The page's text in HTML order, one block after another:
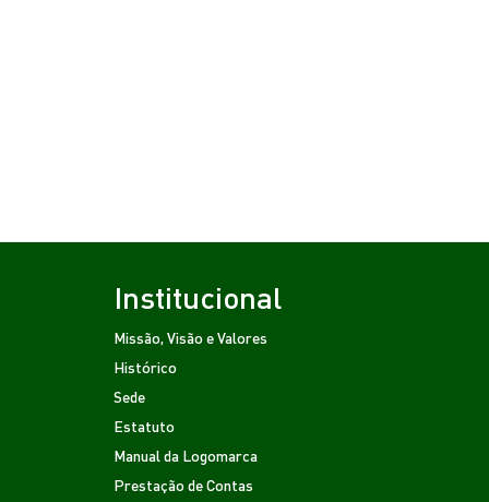
Institucional
Missão, Visão e Valores
Histórico
Sede
Estatuto
Manual da Logomarca
Prestação de Contas